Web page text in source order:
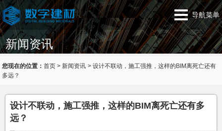
导航菜单
新闻资讯
您现在的位置：首页 >新闻资讯 >设计不联动，施工强推，这样的BIM离死亡还有
多远？
设计不联动，施工强推，这样的BIM离死亡还有多
远？